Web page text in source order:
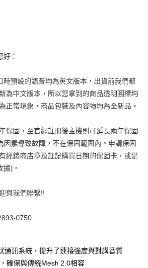
永豐商業銀行
星展（台灣）商業銀行
供，台灣大哥大用戶可立即使用無須另外申請。
分期」，訂單成立後會自動跳轉到大哥付的交易
選擇欲分期的期數、繳款截止日，確認付款後即完
及費用金額請依後續交易確認頁面所載為準。
未前往確認交易或遇審核未通過，訂單將自動取
，「大哥付你分期」於每月結算日後寄送繳費提
」】
不需綁卡、不需儲值。
務後，再付款。
帳流程】
先享後付」後，將跳轉至「AFTEE先享後付」
含以上)免運費
：
時預設的語音均為英文版本，出貨前我們都
為中文版本，所以您拿到的商品透明圓標均
正常現象，商品包裝及內容物均為全新品。
保固，至官網註冊後主機則可延長兩年保固
因素導致故障，不在保固範圍內。申請保固
經銷商店章及註記購買日期的保固卡，或是
據)。
與我們聯繫!!
0750
通訊系統，提升了連接強度與對講音質
確保與傳統Mesh 2.0相容